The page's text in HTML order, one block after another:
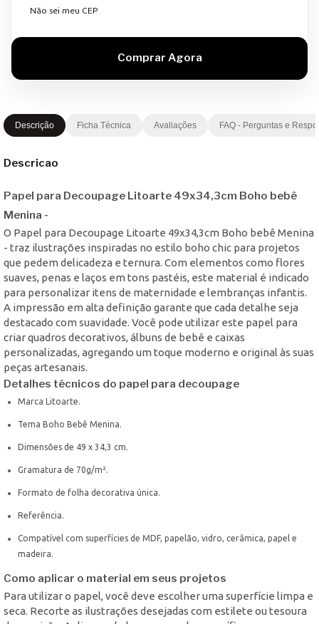
Não sei meu CEP
Descrição Ficha Técnica Avaliações FAQ - Perguntas e
Descricao
Papel para Decoupage Litoarte 49x34,3cm Boho bebê
Menina -
O Papel para Decoupage Litoarte 49x34,3cm Boho bebê Menina
- traz ilustrações inspiradas no estilo boho chic para projetos
que pedem delicadeza e ternura. Com elementos como flores
suaves, penas e laços em tons pastéis, este material é indicado
para personalizar itens de maternidade e lembranças infantis.
A impressão em alta definição garante que cada detalhe seja
destacado com suavidade. Você pode utilizar este papel para
criar quadros decorativos, álbuns de bebê e caixas
personalizadas, agregando um toque moderno e original às suas
peças artesanais.
Detalhes técnicos do papel para decoupage
Marca Litoarte.
Tema Boho Bebê Menina.
Dimensões de 49 x 34,3 cm.
Gramatura de 70g/m².
Formato de folha decorativa única.
Referência.
Compatível com superfícies de MDF, papelão, vidro, cerâmica, papel e
madeira.
Como aplicar o material em seus projetos
Para utilizar o papel, você deve escolher uma superfície limpa e
seca. Recorte as ilustrações desejadas com estilete ou tesoura